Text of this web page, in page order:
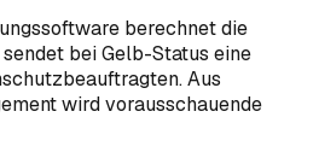
berechnet die
bei Gelb-Status eine
Aus
wird vorausschauende